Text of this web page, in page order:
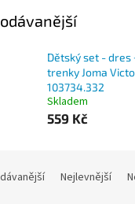
Dětský set - dres
trenky Joma
103734.332
Skladem
559 Kč
Nejlevnější